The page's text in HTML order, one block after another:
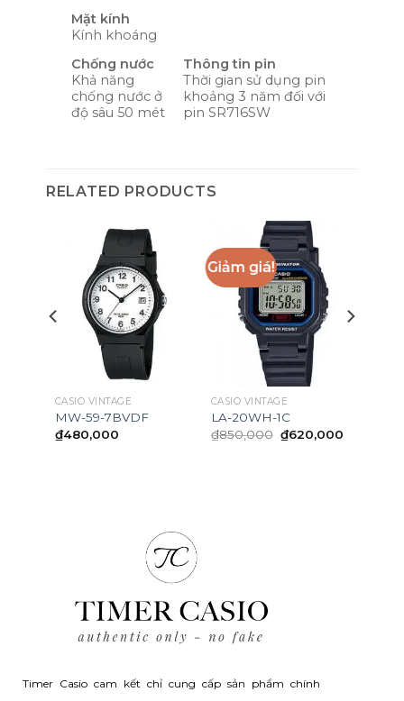
Mặt kính
Kính khoáng
Chống nước
Khả năng
chống nước ở
độ sâu 50 mét
Thông tin pin
Thời gian sử dụng pin
khoảng 3 năm đối với
pin SR716SW
RELATED PRODUCTS
CASIO VINTAGE
MW-59-7BVDF
₫480,000
Giảm giá!
CASIO VINTAGE
LA-20WH-1C
₫850,000 Original
price
₫620,000Current
Timer Casio cam kết chỉ cung cấp sản phẩm chính